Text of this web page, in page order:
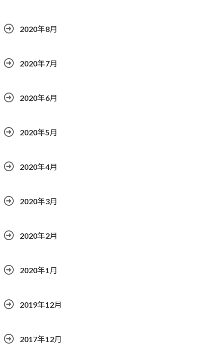
2020年8月
2020年7月
2020年6月
2020年5月
2020年4月
2020年3月
2020年2月
2020年1月
2019年12月
2017年12月